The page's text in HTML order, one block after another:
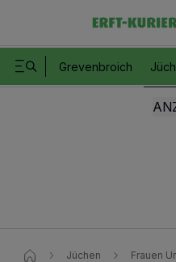
Grevenbroich
Jüchen Frauen